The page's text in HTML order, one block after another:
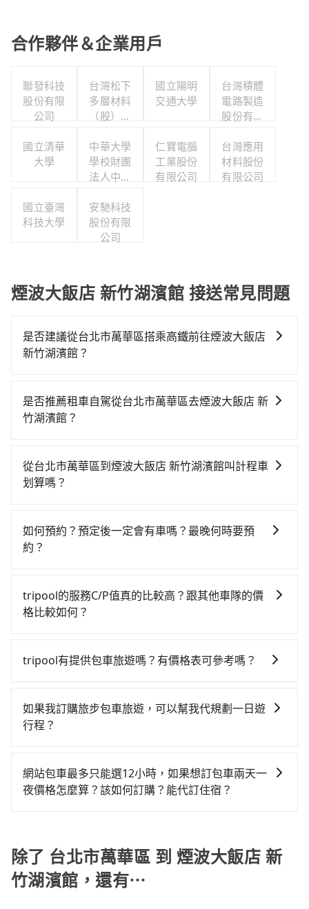
合作夥伴＆企業用戶
聯發科技
股份有限
公司
台灣松下
多層材料
（股）公
利委員會
國立陽明
交通大學
台灣積體
電路製造
股份有限
國立清華
大學
中華大學
學校財團
法人中華
仁寶電腦
工業股份
有限公司
台灣應用
材料股份
有限公司
國立臺灣
科技大學
安馳科技
股份有限
公司
煙波大飯店 新竹湖濱館 接送常見問題
是否建議從台北市萬華區搭乘高鐵前往煙波大飯店
新竹湖濱館？
館，高鐵較貴、費時、轉車麻煩！從最早06:26一直到
23:00，台北-新竹一天最多有61班次高鐵可搭乘。假設
高鐵站後，步行進站、現場購票並於月台排隊的時間約
25分鐘，再乘坐30~35分鐘（平均34分）的高鐵從台北
費400元後，抵達煙波大飯店 新竹湖濱館 (新竹市東區)
的目的地。全程加上轉車時間共1小時46分鐘，假設3位
元，費時1小時6分鐘。選擇搭乘高鐵而不預約包車，不
僅每人至少額外負擔20元車資，而且更會額外浪費40分
多可再節省50%的交通費用。
是否推薦租車自駕從台北市萬華區去煙波大飯店 新
竹湖濱館？
時不需要閉目養神（因為要自己開車），在北北基桃竹
有提供甲地乙還的iRent應該適合你。註冊完iRent的
華區到煙波大飯店 新竹湖濱館的花費預估為
$600~750，雖已將eTag和可能的每小時40元路邊停車
Yaris、Prius C、Vios這類乘坐體驗較差的車款，如果人
數超過四位，更是沒有較大的七人座或九人座可供選
修理，每一次租車都好像在開樂透一樣。另外，偶爾也
車或者要載其他乘客的人來說就有不小的風險。最後，
雖然路邊隨租隨還看似方便，但實際使用時還是有其區
從台北市萬華區到煙波大飯店 新竹湖濱館叫計程車
划算嗎？
灣大車隊、Uber、Line Taxi、Yoxi等，如果在路邊攔不
到車，也可考慮打電話至台北市萬華區附近的計程車
間，但如改預約tripool可省高達$1,000。綜合以上，無
論在價格或服務品質上，tripool都是你從台北市萬華區
如何預約？預定後一定會有車嗎？最晚何時要預
約？
專車接送服務，可直接線上輸入上下車地點或地址，三
秒內即可查到真實價格，照著步驟填寫完乘客資料與線
了，而司機與車輛的詳細資料，將於乘車前一晚八點透
價格越低價，如臨時需要，前一天傍晚五點前仍會收
單，最遲如當天下午過後乘車，四小時前仍能預約。
tripool的服務C/P值真的比較高？跟其他車隊的價
格比較如何？
市場上稍具規模且合法經營的業者，有以短程與城市為
KKDAY、KLOOK、叫車吧等。tripool旅步專注在長程
單程接送與跨縣市計時包車，不論從哪邊去哪裡（當然
提供專車到府服務，是絕大多數乘客出行的最佳選擇。
tripool有提供包車旅遊嗎？有價格表可參考嗎？
市萬華區的包車旅遊，從單純的單趟接送到算時間的計
時包車都有，可彈性選擇2~12小時的服務，滿足家族出
一天包車的價格可能跟其他車隊相差無幾，但是如果只
需要短時數或者單程專車服務者，敢大聲說我們價格絕
如果我訂購旅步包車旅遊，可以幫我代規劃一日遊
行程？
時還沒有規劃行程的服務。
網站包車最多只能選12小時，如果想訂包車兩天一
夜價格怎麼算？該如何訂購？能代訂住宿？
的行程。另外，目前旅步只提供接送服務，暫不提供代
訂住宿服務。
除了 台北市萬華區 到 煙波大飯店 新
竹湖濱館，還有⋯